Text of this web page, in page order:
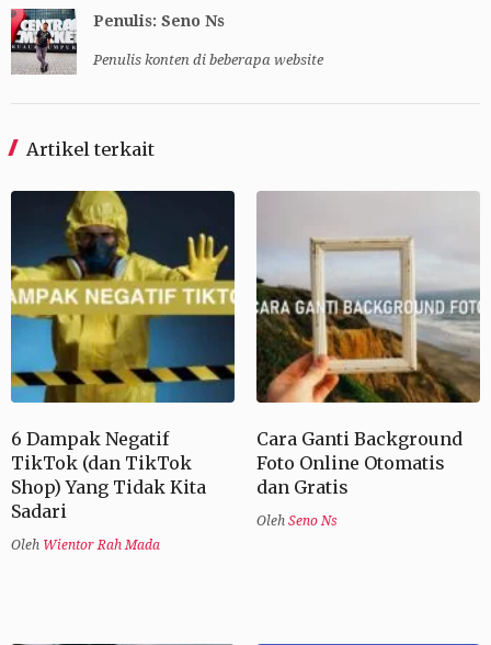
Penulis: Seno Ns
Penulis konten di beberapa website
Artikel terkait
6 Dampak Negatif
TikTok (dan TikTok
Shop) Yang Tidak Kita
Sadari
Oleh Wientor Rah Mada
Cara Ganti Background
Foto Online Otomatis
dan Gratis
Oleh Seno Ns